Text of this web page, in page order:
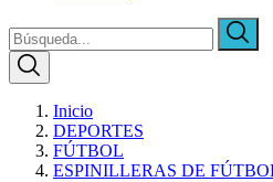
Inicio
DEPORTES
FÚTBOL
ESPINILLERAS DE